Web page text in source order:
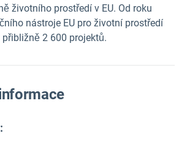
životního prostředí v EU. Od roku
nástroje EU pro životní prostředí
2 600 projektů.